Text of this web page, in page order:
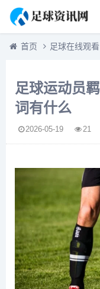
首页 足球在线观看
足球运动员
词有什么
2026-05-19 21